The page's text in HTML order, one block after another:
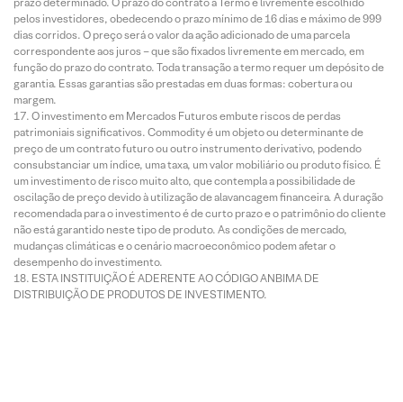
pelos investidores, obedecendo o prazo mínimo de 16 dias e máximo de 999
dias corridos. O preço será o valor da ação adicionado de uma parcela
correspondente aos juros – que são fixados livremente em mercado, em
função do prazo do contrato. Toda transação a termo requer um depósito de
garantia. Essas garantias são prestadas em duas formas: cobertura ou
margem.
O investimento em Mercados Futuros embute riscos de perdas
patrimoniais significativos. Commodity é um objeto ou determinante de
preço de um contrato futuro ou outro instrumento derivativo, podendo
consubstanciar um índice, uma taxa, um valor mobiliário ou produto físico. É
um investimento de risco muito alto, que contempla a possibilidade de
oscilação de preço devido à utilização de alavancagem financeira. A duração
recomendada para o investimento é de curto prazo e o patrimônio do cliente
não está garantido neste tipo de produto. As condições de mercado,
mudanças climáticas e o cenário macroeconômico podem afetar o
desempenho do investimento.
ESTA INSTITUIÇÃO É ADERENTE AO CÓDIGO ANBIMA DE
DISTRIBUIÇÃO DE PRODUTOS DE INVESTIMENTO.